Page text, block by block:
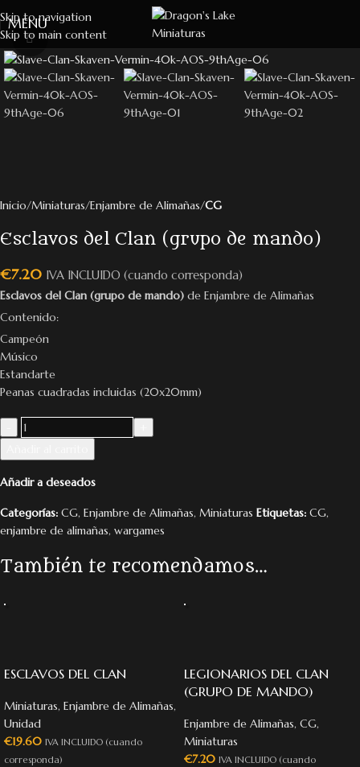
Skip to navigation
Skip to main content
MENU
Click to enlarge
Inicio Miniaturas Enjambre de Alimañas CG
Esclavos del Clan (grupo de mando)
€7.20 IVA INCLUIDO (cuando corresponda)
Esclavos del Clan (grupo de mando) de Enjambre de Alimañas
Contenido:
Campeón
Músico
Estandarte
Peanas cuadradas incluidas (20x20mm)
Añadir a deseados
Categorías: CG, Enjambre de Alimañas, Miniaturas Etiquetas: CG,
enjambre de alimañas, wargames
También te recomendamos…
ESCLAVOS DEL CLAN
Miniaturas, Enjambre de Alimañas,
Unidad
€19.60 IVA INCLUIDO (cuando
corresponda)
LEGIONARIOS DEL CLAN
(GRUPO DE MANDO)
Enjambre de Alimañas, CG,
Miniaturas
€7.20 IVA INCLUIDO (cuando